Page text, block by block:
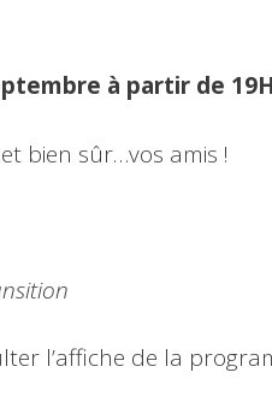
à partir de
bien sûr…vos amis !
l’affiche de la